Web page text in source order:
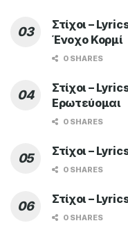
Στίχοι –
Ένοχο Κορμί
0 SHARES
Στίχοι –
Ερωτεύομαι
0 SHARES
Στίχοι –
0 SHARES
Στίχοι –
0 SHARES